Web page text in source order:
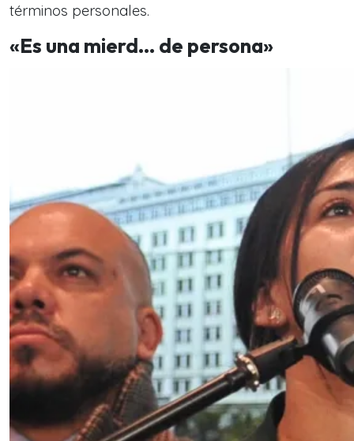
términos personales.
«Es una mierd… de persona»